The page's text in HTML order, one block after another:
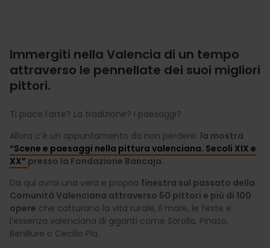
Immergiti nella Valencia di un tempo
attraverso le pennellate dei suoi migliori
pittori.
Ti piace l’arte? La tradizione? I paesaggi?
Allora c’è un appuntamento da non perdere: la mostra
“Scene e paesaggi nella pittura valenciana. Secoli XIX e
XX” presso la Fondazione Bancaja.
Da qui avrai una vera e propria finestra sul passato della
Comunità Valenciana attraverso 50 pittori e più di 100
opere che catturano la vita rurale, il mare, le feste e
l’essenza valenciana di giganti come Sorolla, Pinazo,
Benlliure o Cecilio Pla.